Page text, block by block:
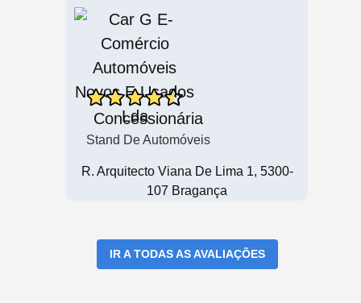
Concessionária
Stand De Automóveis
R. Arquitecto Viana De Lima 1, 5300-
107 Bragança
IR A TODAS AS AVALIAÇÕES